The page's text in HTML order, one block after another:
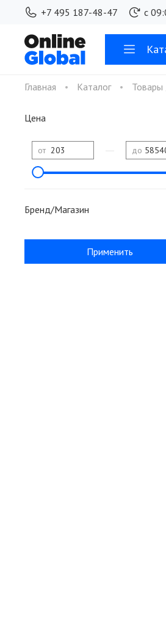
+7 495 187-48-47 с
Главная Каталог
Цена
от до
Бренд/Магазин
Применить